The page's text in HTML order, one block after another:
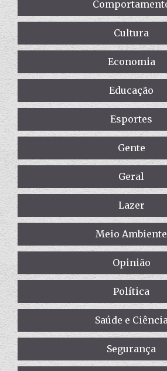
Cultura
Economia
Educação
Esportes
Gente
Geral
Lazer
Meio Ambiente
Opinião
Política
Saúde e
Segurança